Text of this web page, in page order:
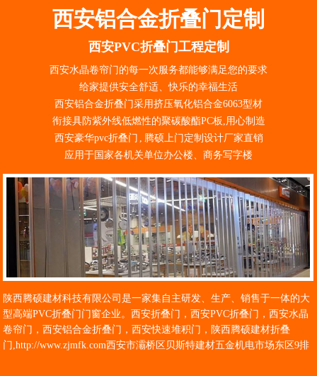
西安铝合金折叠门定制
西安PVC折叠门工程定制
西安水晶卷帘门的每一次服务都能够满足您的要求
给家提供安全舒适、快乐的幸福生活
西安铝合金折叠门采用挤压氧化铝合金6063型材
衔接具防紫外线低燃性的聚碳酸酯PC板,用心制造
西安豪华pvc折叠门 , 腾硕上门定制设计厂家直销
应用于国家各机关单位办公楼、商务写字楼
陕西腾硕建材科技有限公司是一家集自主研发、生产、销售于一体的大
型高端PVC折叠门门窗企业。西安折叠门，西安PVC折叠门，西安水晶
卷帘门，西安铝合金折叠门，西安快速堆积门，陕西腾硕建材折叠
门,http://www.zjmfk.com西安市灞桥区贝斯特建材五金机电市场东区9排